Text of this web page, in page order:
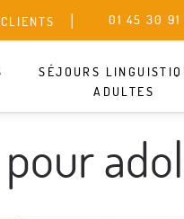
01 45 30 91
SÉJOURS
ADULTES
en ce moment,
séjours qui